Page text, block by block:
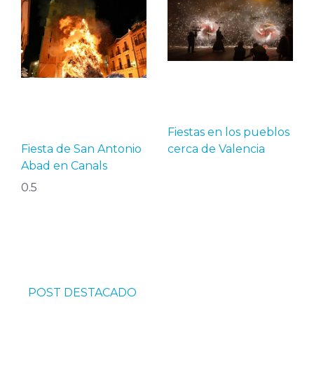
Fiesta de San Antonio
Abad en Canals
Fiestas en los pueblos
cerca de Valencia
POST DESTACADO